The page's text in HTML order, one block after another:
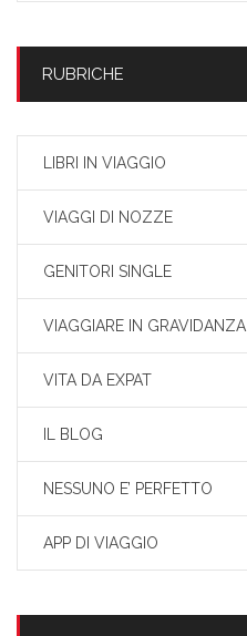
RUBRICHE
LIBRI IN VIAGGIO
VIAGGI DI NOZZE
GENITORI SINGLE
VIAGGIARE IN GRAVIDANZA
VITA DA EXPAT
IL BLOG
NESSUNO E’ PERFETTO
APP DI VIAGGIO